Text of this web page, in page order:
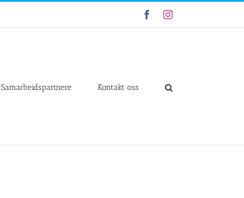
FacebookInstagram
Samarbeidspartnere Kontakt oss